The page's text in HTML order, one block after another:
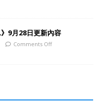
》9月28日更新內容
Comments Off